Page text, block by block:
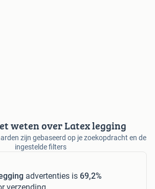
weten over Latex legging
zijn gebaseerd op je zoekopdracht en de
ingestelde filters
advertenties is 69,2%